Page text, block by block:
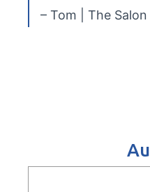
– Tom | The